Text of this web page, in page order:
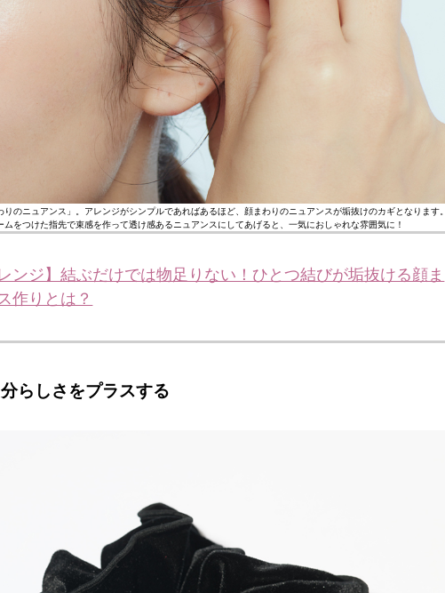
のニュアンス」。アレンジがシンプルであればあるほど、顔まわりのニュアンスが垢抜けのカギとなります。
をつけた指先で束感を作って透け感あるニュアンスにしてあげると、一気におしゃれな雰囲気に！
ンジ】結ぶだけでは物足りない！ひとつ結びが垢抜ける顔ま
作りとは？
らしさをプラスする